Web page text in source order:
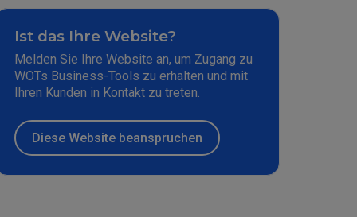
Ist das Ihre Website?
Melden Sie Ihre Website an, um Zugang zu
WOTs Business-Tools zu erhalten und mit
Ihren Kunden in Kontakt zu treten.
Diese Website beanspruchen